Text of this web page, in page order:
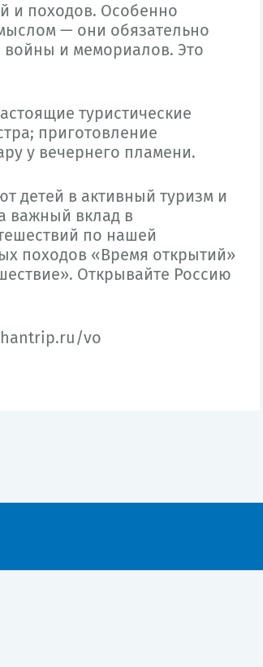
и походов. Особенно
— они обязательно
и мемориалов. Это
туристические
приготовление
у вечернего пламени.
детей в активный туризм и
важный вклад в
по нашей
походов «Время открытий»
Открывайте Россию
vo